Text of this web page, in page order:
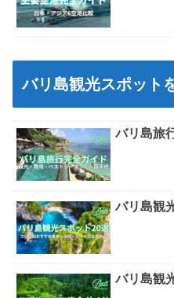
バリ島観光スポット
バリ島旅
バリ島観
バリ島観